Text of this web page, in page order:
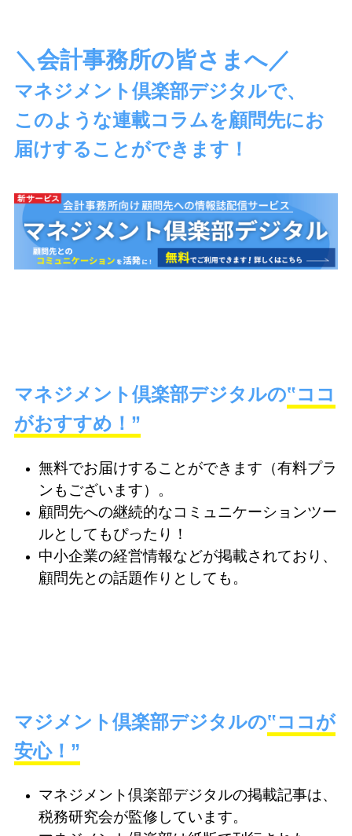
＼会計事務所の皆さまへ／
マネジメント倶楽部デジタルで、
このような連載コラムを顧問先にお
届けすることができます！
マネジメント倶楽部デジタルの‟ココ
がおすすめ！”
無料でお届けすることができます（有料プラ
ンもございます）。
顧問先への継続的なコミュニケーションツー
ルとしてもぴったり！
中小企業の経営情報などが掲載されており、
顧問先との話題作りとしても。
マジメント倶楽部デジタルの‟ココが
安心！”
マネジメント倶楽部デジタルの掲載記事は、
税務研究会が監修しています。